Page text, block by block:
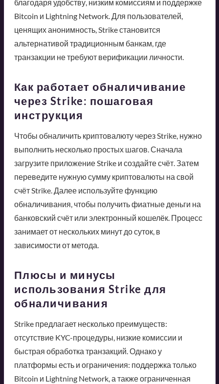
благодаря удобству, низким комиссиям и поддержке
Bitcoin и Lightning Network. Для пользователей,
ценящих анонимность, Strike становится
альтернативой традиционным банкам, где
транзакции не требуют верификации личности.
Как работает обналичивание
через Strike: пошаговая
инструкция
Чтобы обналичить криптовалюту через Strike, нужно
выполнить несколько простых шагов. Сначала
загрузите приложение Strike и создайте счёт. Затем
переведите нужную сумму криптовалюты на свой
счёт Strike. Далее используйте функцию
обналичивания, чтобы получить фиатные деньги на
банковский счёт или электронный кошелёк. Процесс
занимает от нескольких минут до суток, в
зависимости от метода.
Плюсы и минусы
использования Strike для
обналичивания
Strike предлагает несколько преимуществ:
отсутствие KYC-процедуры, низкие комиссии и
быстрая обработка транзакций. Однако у
платформы есть и ограничения: поддержка только
Bitcoin и Lightning Network, а также ограниченная